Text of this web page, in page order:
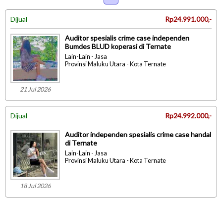
Dijual Rp24.991.000,-
21 Jul 2026
Auditor spesialis crime case independen
Bumdes BLUD koperasi di Ternate
Lain-Lain - Jasa
Provinsi Maluku Utara - Kota Ternate
Dijual Rp24.992.000,-
18 Jul 2026
Auditor independen spesialis crime case handal
di Ternate
Lain-Lain - Jasa
Provinsi Maluku Utara - Kota Ternate